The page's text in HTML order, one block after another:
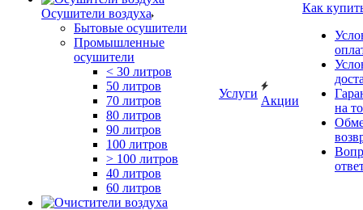
Осушители воздуха
Бытовые осушители
Промышленные
осушители
< 30 литров
50 литров
70 литров
80 литров
90 литров
100 литров
> 100 литров
40 литров
60 литров
Услуги
Акции
Как
на